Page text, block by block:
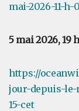
mai-2026-11-
5 mai 2026, 19
https://
jour-depuis-le-
15-cet